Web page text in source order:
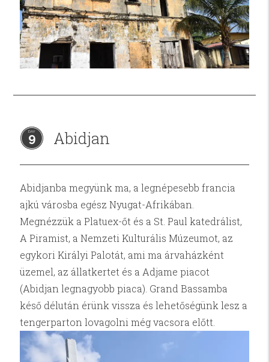
9 Abidjan
Abidjanba megyünk ma, a legnépesebb francia
ajkú városba egész Nyugat-Afrikában.
Megnézzük a Platuex-őt és a St. Paul katedrálist,
A Piramist, a Nemzeti Kulturális Múzeumot, az
egykori Királyi Palotát, ami ma árvaházként
üzemel, az állatkertet és a Adjame piacot
(Abidjan legnagyobb piaca). Grand Bassamba
késő délután érünk vissza és lehetőségünk lesz a
tengerparton lovagolni még vacsora előtt.